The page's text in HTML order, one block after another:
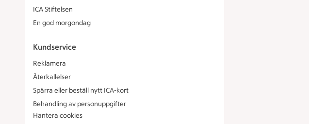
ICA Stiftelsen
En god morgondag
Kundservice
Reklamera
Återkallelser
Spärra eller beställ nytt ICA-kort
Behandling av personuppgifter
Hantera cookies